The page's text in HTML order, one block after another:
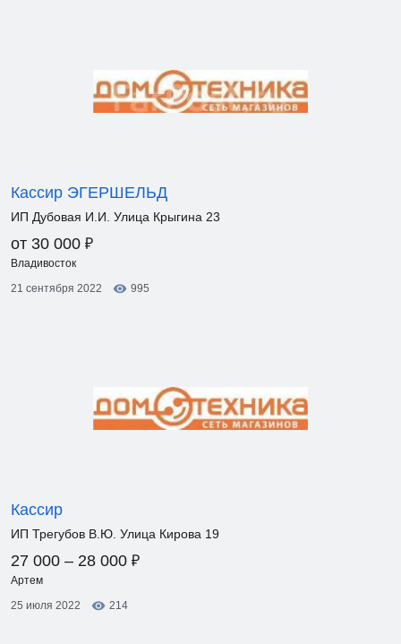
Кассир ЭГЕРШЕЛЬД
ИП Дубовая И.И. Улица Крыгина 23
от 30 000 ₽
Владивосток
21 сентября 2022
995
Кассир
ИП Трегубов В.Ю. Улица Кирова 19
27 000 – 28 000 ₽
Артем
25 июля 2022
214